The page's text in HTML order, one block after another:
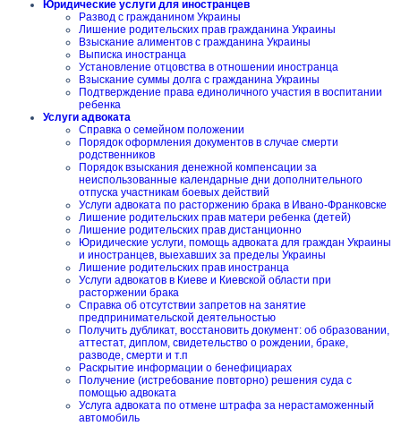
Юридические услуги для иностранцев
Развод с гражданином Украины
Лишение родительских прав гражданина Украины
Взыскание алиментов с гражданина Украины
Выписка иностранца
Установление отцовства в отношении иностранца
Взыскание суммы долга с гражданина Украины
Подтверждение права единоличного участия в воспитании
ребенка
Услуги адвоката
Справка о семейном положении
Порядок оформления документов в случае смерти
родственников
Порядок взыскания денежной компенсации за
неиспользованные календарные дни дополнительного
отпуска участникам боевых действий
Услуги адвоката по расторжению брака в Ивано-Франковске
Лишение родительских прав матери ребенка (детей)
Лишение родительских прав дистанционно
Юридические услуги, помощь адвоката для граждан Украины
и иностранцев, выехавших за пределы Украины
Лишение родительских прав иностранца
Услуги адвокатов в Киеве и Киевской области при
расторжении брака
Справка об отсутствии запретов на занятие
предпринимательской деятельностью
Получить дубликат, восстановить документ: об образовании,
аттестат, диплом, свидетельство о рождении, браке,
разводе, смерти и т.п
Раскрытие информации о бенефициарах
Получение (истребование повторно) решения суда с
помощью адвоката
Услуга адвоката по отмене штрафа за нерастаможенный
автомобиль